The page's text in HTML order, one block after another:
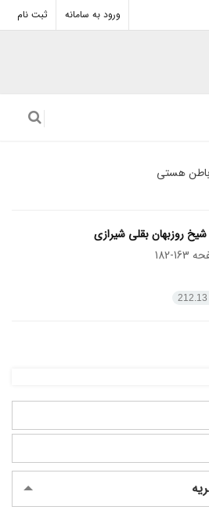
ورود به سامانه ثبت نام
باطن هستی
روزبهان بقلی شیرازی
163-182
212.13